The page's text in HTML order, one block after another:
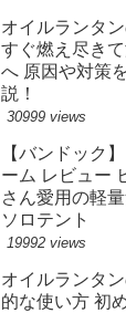
オイルランタ
すぐ燃え尽き
へ 原因や対策
説！
30999 views
【バンドック
ーム レビュー
さん愛用の軽
ソロテント
19992 views
オイルランタ
的な使い方 初